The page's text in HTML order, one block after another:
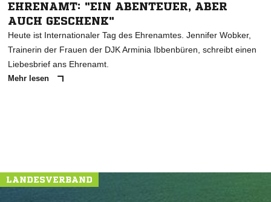
EHRENAMT: "EIN ABENTEUER, ABER
AUCH GESCHENK"
Heute ist Internationaler Tag des Ehrenamtes. Jennifer Wobker,
Trainerin der Frauen der DJK Arminia Ibbenbüren, schreibt einen
Liebesbrief ans Ehrenamt.
Mehr lesen
LANDESVERBAND